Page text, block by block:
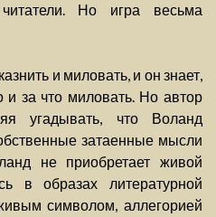
Но игра весьма
и миловать, и он знает,
и за что миловать. Но автор
угадывать, что Воланд
затаенные мысли
не приобретает живой
в образах литературной
символом, аллегорией